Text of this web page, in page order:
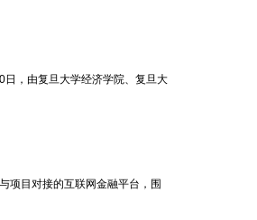
，由复旦大学经济学院、复旦大
项目对接的互联网金融平台，围